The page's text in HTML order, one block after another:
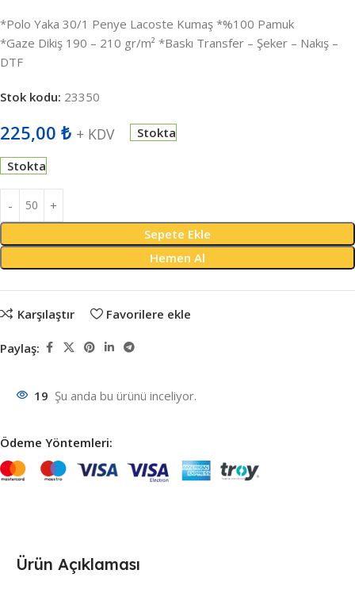
*Polo Yaka 30/1 Penye Lacoste Kumaş *%100 Pamuk
*Gaze Dikiş 190 – 210 gr/m² *Baskı Transfer – Şeker – Nakış –
DTF
Stok kodu: 23350
225,00 ₺ + KDV Stokta
Stokta
Sepete Ekle
Hemen Al
Karşılaştır Favorilere ekle
Paylaş:
19 Şu anda bu ürünü inceliyor.
Ödeme Yöntemleri:
Ürün Açıklaması